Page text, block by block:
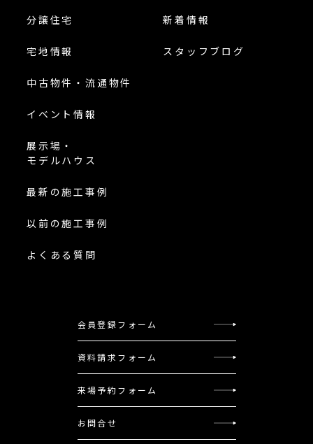
分譲住宅
宅地情報
中古物件・流通物件
イベント情報
展示場・
モデルハウス
最新の施工事例
以前の施工事例
よくある質問
新着情報
スタッフブログ
会員登録フォーム
資料請求フォーム
来場予約フォーム
お問合せ